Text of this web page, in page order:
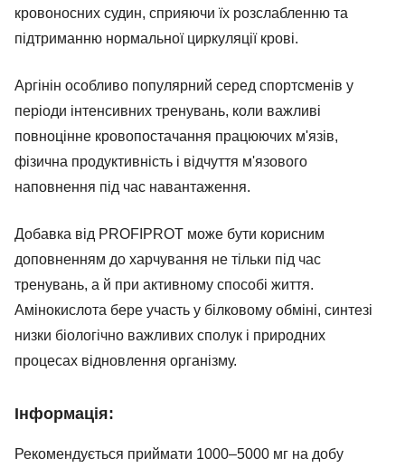
кровоносних судин, сприяючи їх розслабленню та
підтриманню нормальної циркуляції крові.
Аргінін особливо популярний серед спортсменів у
періоди інтенсивних тренувань, коли важливі
повноцінне кровопостачання працюючих м'язів,
фізична продуктивність і відчуття м'язового
наповнення під час навантаження.
Добавка від PROFIPROT може бути корисним
доповненням до харчування не тільки під час
тренувань, а й при активному способі життя.
Амінокислота бере участь у білковому обміні, синтезі
низки біологічно важливих сполук і природних
процесах відновлення організму.
Інформація:
Рекомендується приймати 1000–5000 мг на добу